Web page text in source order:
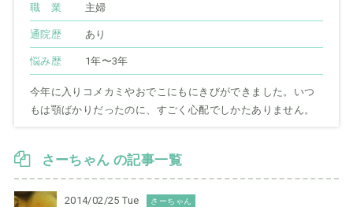
職 業 主婦
通院歴 あり
悩み歴 1年〜3年
今年に入りコメカミやおでこにもにきびができました。いつ
もは顎ばかりだったのに、すごく心配でしかたありません。
さーちゃん の記事一覧
2014/02/25 Tue さーちゃん